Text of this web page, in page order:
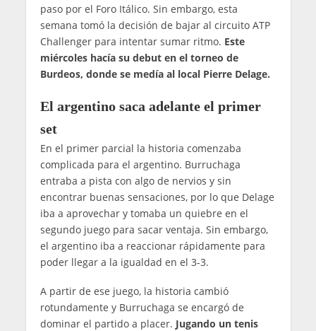
paso por el Foro Itálico. Sin embargo, esta
semana tomó la decisión de bajar al circuito ATP
Challenger para intentar sumar ritmo. Este
miércoles hacía su debut en el torneo de
Burdeos, donde se medía al local Pierre Delage.
El argentino saca adelante el primer
set
En el primer parcial la historia comenzaba
complicada para el argentino. Burruchaga
entraba a pista con algo de nervios y sin
encontrar buenas sensaciones, por lo que Delage
iba a aprovechar y tomaba un quiebre en el
segundo juego para sacar ventaja. Sin embargo,
el argentino iba a reaccionar rápidamente para
poder llegar a la igualdad en el 3-3.
A partir de ese juego, la historia cambió
rotundamente y Burruchaga se encargó de
dominar el partido a placer. Jugando un tenis